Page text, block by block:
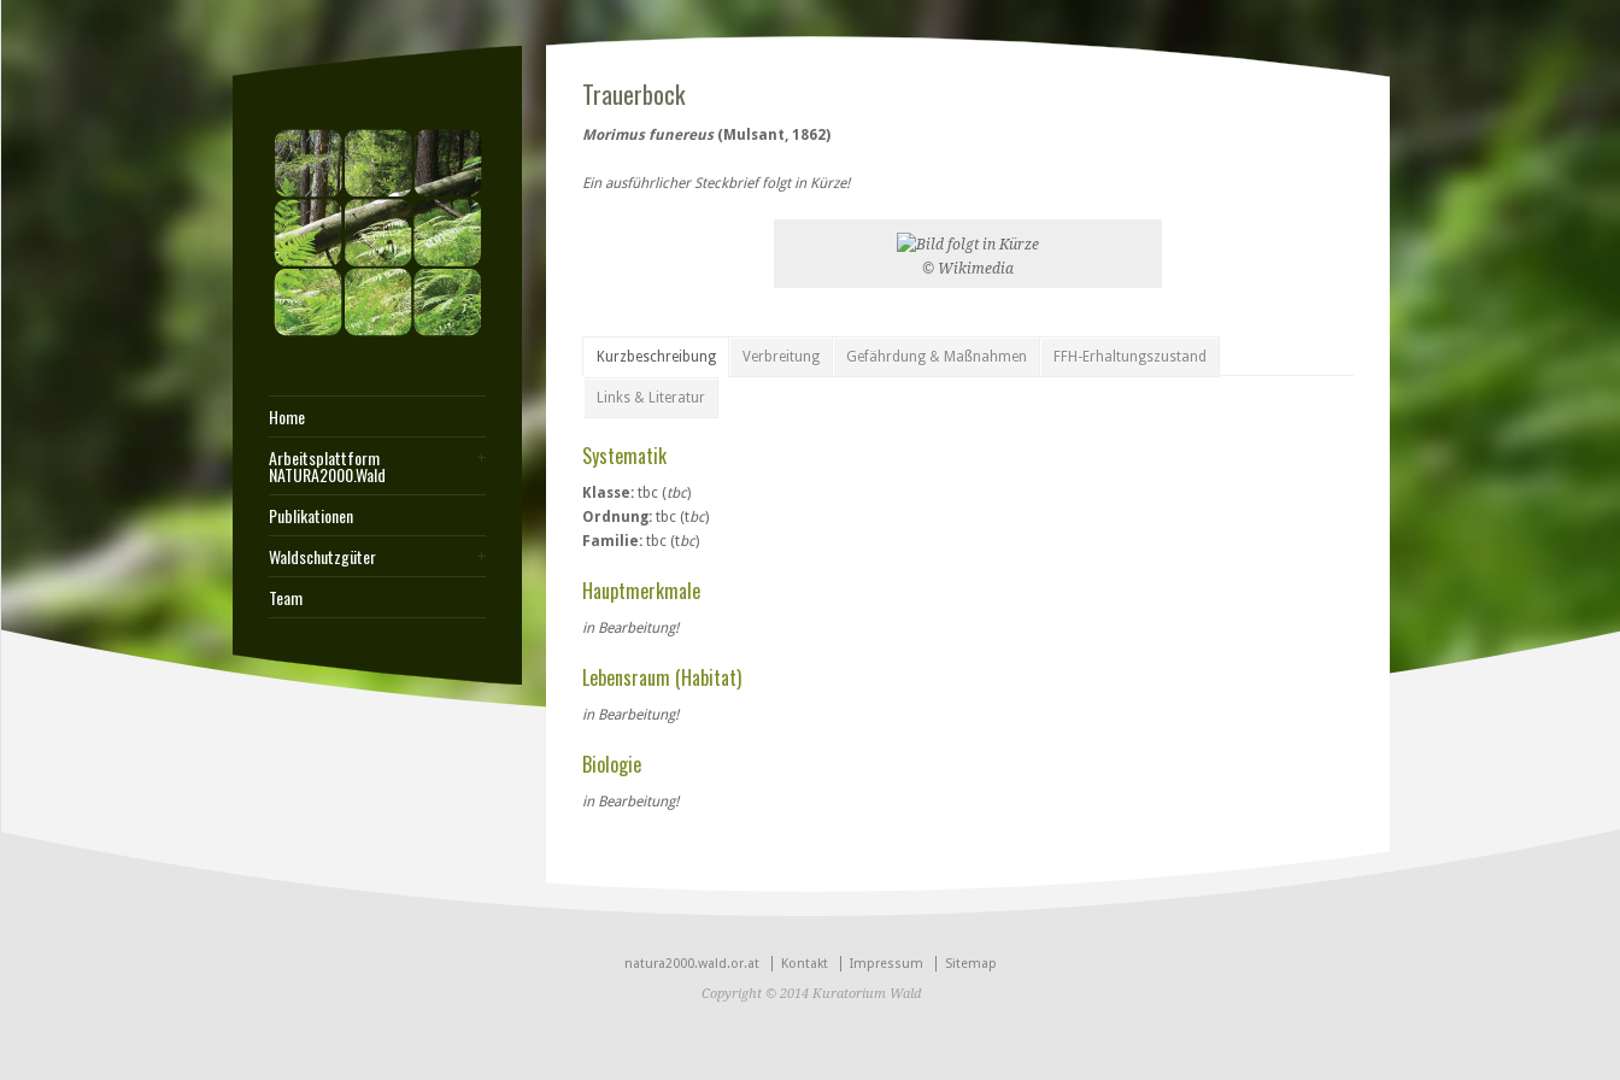
Trauerbock
Morimus funereus(Mulsant, 1862)
Ein ausführlicher Steckbrief folgt in Kürze!
© Wikimedia
Kurzbeschreibung Verbreitung Gefährdung & Maßnahmen FFH-Erhaltungszustand
Links & Literatur
Systematik
Klasse:tbc (tbc)
Ordnung:tbc (tbc)
Familie:tbc (tbc)
Hauptmerkmale
in Bearbeitung!
Lebensraum (Habitat)
in Bearbeitung!
Biologie
in Bearbeitung!
Home
Arbeitsplattform
NATURA2000.Wald
Publikationen
Waldschutzgüter
Team
natura2000.wald.or.at Kontakt Impressum
Sitemap
Copyright © 2014 Kuratorium Wald